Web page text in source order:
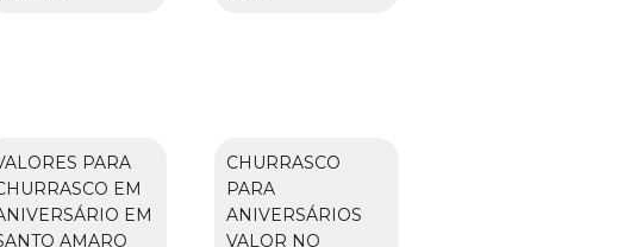
PARA
EM
EM
AMARO
CHURRASCO
PARA
ANIVERSÁRIOS
VALOR NO